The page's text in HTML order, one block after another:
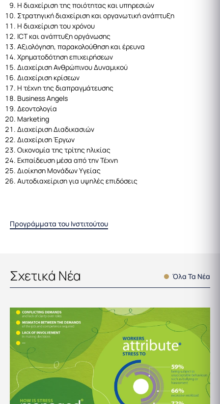
Η διαχείριση της ποιότητας και υπηρεσιών
Στρατηγική διαχείριση και οργανωτική ανάπτυξη
Η διαχείριση του χρόνου
ICT και ανάπτυξη οργάνωσης
Αξιολόγηση, παρακολούθηση και έρευνα
Χρηματοδότηση επιχειρήσεων
Διαχείριση Ανθρώπινου Δυναμικού
Διαχείριση κρίσεων
Η τέχνη της διαπραγμάτευσης
Business Angels
Δεοντολογία
Marketing
Διαχείριση Διαδικασιών
Διαχείριση Έργων
Οικονομία της τρίτης ηλικίας
Εκπαίδευση μέσα από την Τέχνη
Διοίκηση Μονάδων Υγείας
Αυτοδιαχείριση για υψηλές επιδόσεις
Προγράμματα του Ινστιτούτου
Σχετικά Νέα Όλα Τα Νέα